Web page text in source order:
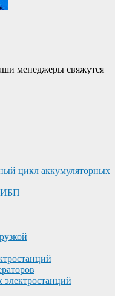
менеджеры свяжутся
цикл аккумуляторных
ИБП
электростанций